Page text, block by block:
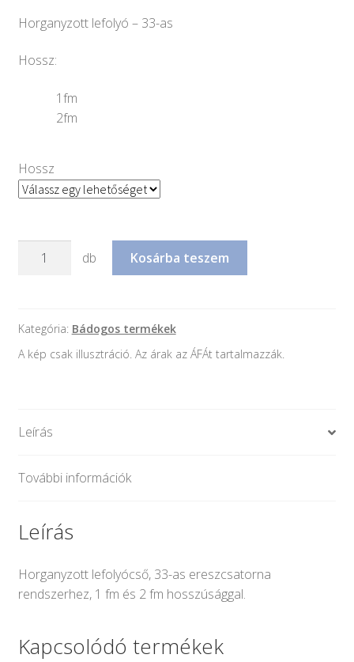
Horganyzott lefolyó – 33-as
Hossz:
1fm
2fm
Hossz
Horganyzott
as
mennyiség
db Kosárba teszem
Kategória: Bádogos termékek
A kép csak illusztráció. Az árak az ÁFÁt tartalmazzák.
Leírás
További információk
Leírás
Horganyzott lefolyócső, 33-as ereszcsatorna
rendszerhez, 1 fm és 2 fm hosszúsággal.
Kapcsolódó termékek